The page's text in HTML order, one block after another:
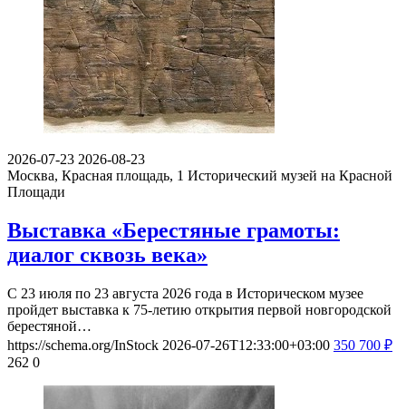
2026-07-23 2026-08-23
Москва, Красная площадь, 1 Исторический музей на Красной
Площади
Выставка «Берестяные грамоты:
диалог сквозь века»
С 23 июля по 23 августа 2026 года в Историческом музее
пройдет выставка к 75-летию открытия первой новгородской
берестяной…
https://schema.org/InStock 2026-07-26T12:33:00+03:00 350 700 ₽
262 0